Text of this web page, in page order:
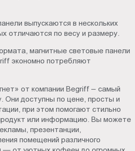
выпускаются в нескольких
отличаются по весу и размеру.
магнитные световые панели
экономно потребляют
от компании Begriff – самый
Они доступны по цене, просты и
при этом помогают стильно
или информацию. Вы можете
презентанции,
помещений различного